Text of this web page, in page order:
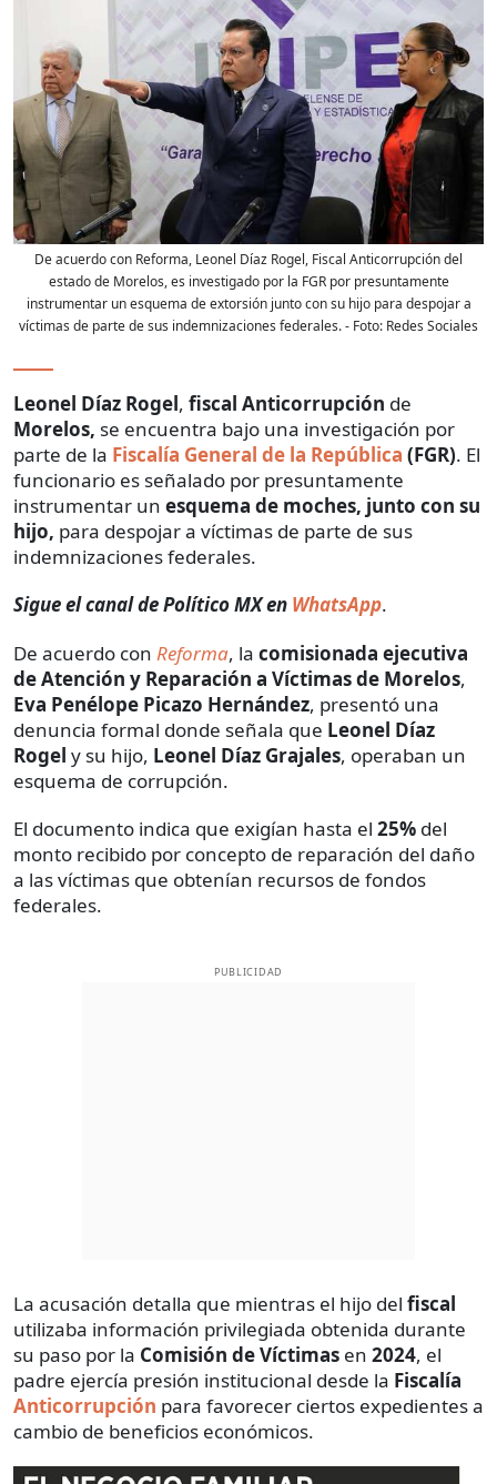
De acuerdo con Reforma, Leonel Díaz Rogel, Fiscal Anticorrupción del
estado de Morelos, es investigado por la FGR por presuntamente
instrumentar un esquema de extorsión junto con su hijo para despojar a
víctimas de parte de sus indemnizaciones federales.- Foto: Redes Sociales
Leonel Díaz Rogel, fiscal Anticorrupción de
Morelos, se encuentra bajo una investigación por
parte de la Fiscalía General de la República (FGR). El
funcionario es señalado por presuntamente
instrumentar un esquema de moches, junto con su
hijo, para despojar a víctimas de parte de sus
indemnizaciones federales.
Sigue el canal de Político MX en WhatsApp.
De acuerdo con Reforma, la comisionada ejecutiva
de Atención y Reparación a Víctimas de Morelos,
Eva Penélope Picazo Hernández, presentó una
denuncia formal donde señala que Leonel Díaz
Rogel y su hijo, Leonel Díaz Grajales, operaban un
esquema de corrupción.
El documento indica que exigían hasta el 25% del
monto recibido por concepto de reparación del daño
a las víctimas que obtenían recursos de fondos
federales.
PUBLICIDAD
La acusación detalla que mientras el hijo del fiscal
utilizaba información privilegiada obtenida durante
su paso por la Comisión de Víctimas en 2024, el
padre ejercía presión institucional desde la Fiscalía
Anticorrupción para favorecer ciertos expedientes a
cambio de beneficios económicos.